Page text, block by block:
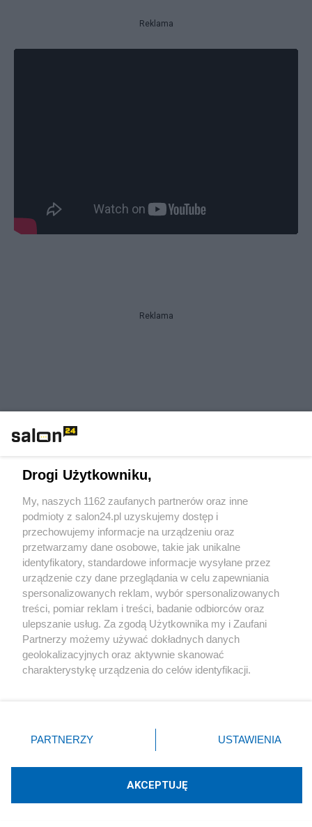
Reklama
Reklama
Zobacz galerię zdjęć:
Drogi Użytkowniku,
My, naszych 1162 zaufanych partnerów oraz inne
podmioty z salon24.pl uzyskujemy dostęp i
przechowujemy informacje na urządzeniu oraz
przetwarzamy dane osobowe, takie jak unikalne
identyfikatory, standardowe informacje wysyłane przez
urządzenie czy dane przeglądania w celu zapewniania
spersonalizowanych reklam, wybór spersonalizowanych
treści, pomiar reklam i treści, badanie odbiorców oraz
ulepszanie usług. Za zgodą Użytkownika my i Zaufani
Partnerzy możemy używać dokładnych danych
geolokalizacyjnych oraz aktywnie skanować
charakterystykę urządzenia do celów identyfikacji.
zmienić/wycofać klikając przycisk ustawień prywatności
znajdujący się w lewym dolnym rogu strony
rodzaje przetwarzania danych nie wymagają zgody
użytkownika, ale masz prawo sprzeciwić się takiemu
PARTNERZY USTAWIENIA
AKCEPTUJĘ